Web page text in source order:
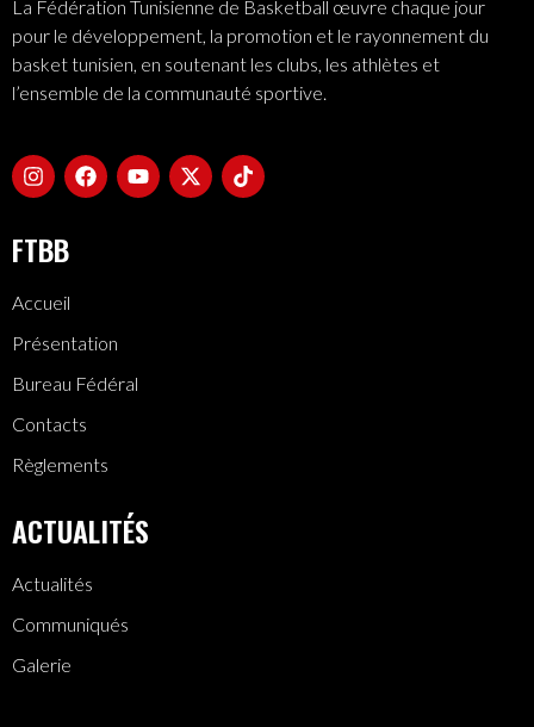
La Fédération Tunisienne de Basketball œuvre chaque jour
pour le développement, la promotion et le rayonnement du
basket tunisien, en soutenant les clubs, les athlètes et
l’ensemble de la communauté sportive.
FTBB
Accueil
Présentation
Bureau Fédéral
Contacts
Règlements
ACTUALITÉS
Actualités
Communiqués
Galerie